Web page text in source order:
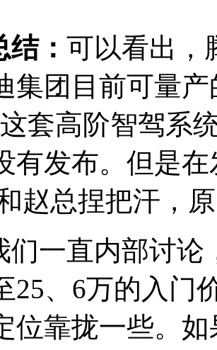
： 可以看出，
集团目前可量
套高阶智驾系
有发布。但是
赵总捏把汗，
们一直内部讨论
25、6万的入门
位靠拢一些。